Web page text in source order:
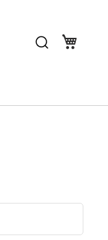
Search